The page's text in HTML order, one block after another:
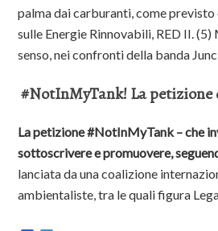
palma dai carburanti, come
sulle Energie Rinnovabili, RED II.
senso, nei confronti della banda
#NotInMyTank! La
La petizione #NotInMyTank– che
sottoscrivere e promuovere,
lanciata da una coalizione
ambientaliste, tra le quali figura